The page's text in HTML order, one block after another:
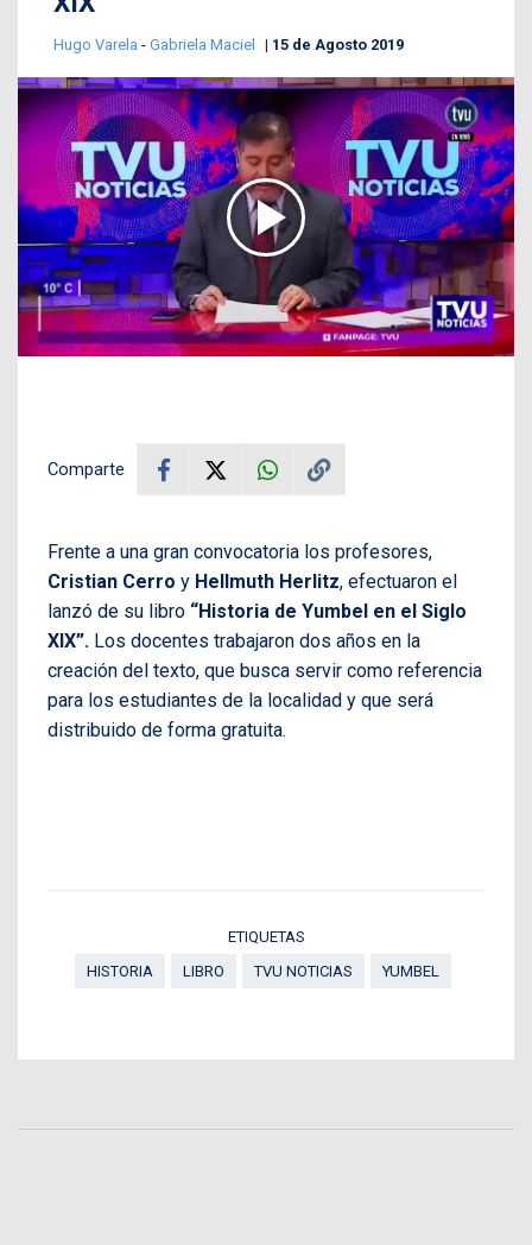
Hugo Varela - Gabriela Maciel 15 de Agosto 2019
Comparte
Frente a una gran convocatoria los profesores,
Cristian Cerro y Hellmuth Herlitz, efectuaron el
lanzó de su libro “Historia de Yumbel en el Siglo
XIX”. Los docentes trabajaron dos años en la
creación del texto, que busca servir como referencia
para los estudiantes de la localidad y que será
distribuido de forma gratuita.
ETIQUETAS
HISTORIA
LIBRO TVU NOTICIAS YUMBEL